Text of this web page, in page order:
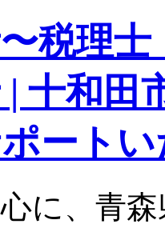
税理
十和田
ート
に、青